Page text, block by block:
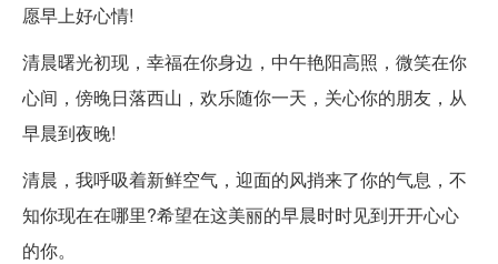
愿早上好心情!
清晨曙光初现，幸福在你身边，中午艳阳高照，微笑在你
心间，傍晚日落西山，欢乐随你一天，关心你的朋友，从
早晨到夜晚!
清晨，我呼吸着新鲜空气，迎面的风捎来了你的气息，不
知你现在在哪里?希望在这美丽的早晨时时见到开开心心
的你。